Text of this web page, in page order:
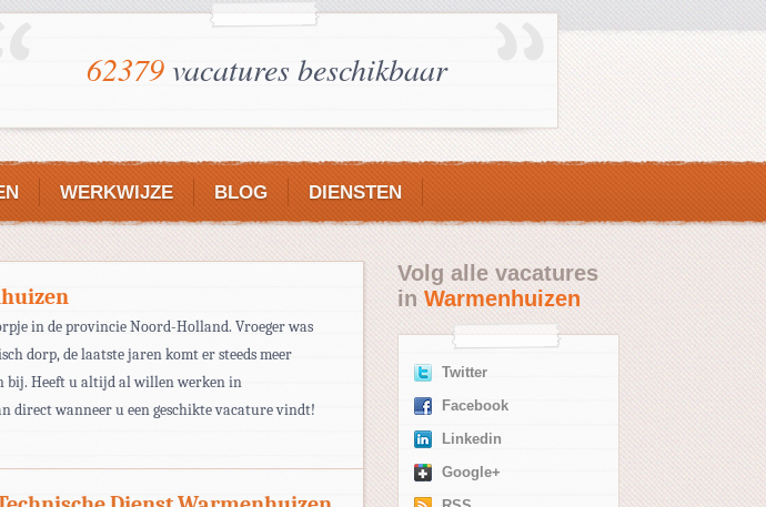
62379vacatures beschikbaar
WERKWIJZE BLOG DIENSTEN
in de provincie Noord-Holland. Vroeger was
dorp, de laatste jaren komt er steeds meer
bij. Heeft u altijd al willen werken in
direct wanneer u een geschikte vacature vindt!
Volg alle vacatures
inWarmenhuizen
Twitter
Facebook
Linkedin
Google+